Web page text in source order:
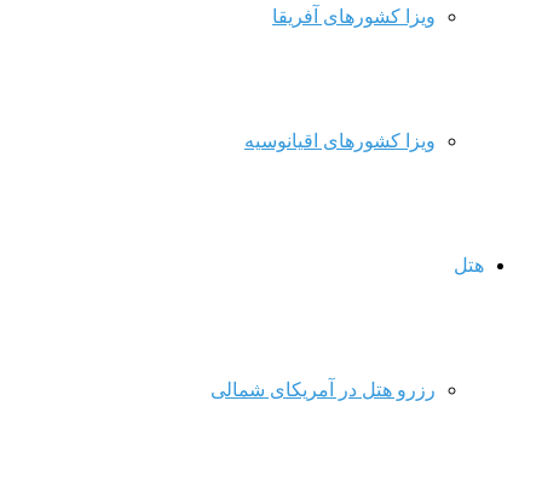
ویزا کشورهای آفریقا
ویزا کشورهای اقیانوسیه
هتل
رزرو هتل در آمریکای شمالی